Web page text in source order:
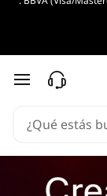
Ir al contenido